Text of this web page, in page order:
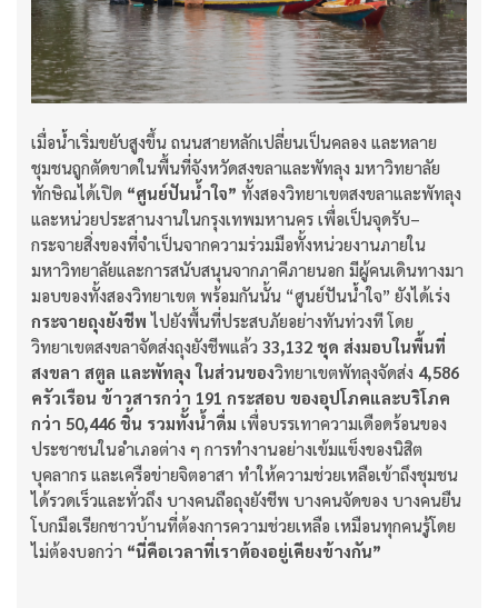
เมื่อน้ำเริ่มขยับสูงขึ้น ถนนสายหลักเปลี่ยนเป็นคลอง และหลาย
ชุมชนถูกตัดขาดในพื้นที่จังหวัดสงขลาและพัทลุง มหาวิทยาลัย
ทักษิณได้เปิด “ศูนย์ปันน้ำใจ” ทั้งสองวิทยาเขตสงขลาและพัทลุง
และหน่วยประสานงานในกรุงเทพมหานคร เพื่อเป็นจุดรับ–
กระจายสิ่งของที่จำเป็นจากความร่วมมือทั้งหน่วยงานภายใน
มหาวิทยาลัยและการสนับสนุนจากภาคีภายนอก มีผู้คนเดินทางมา
มอบของทั้งสองวิทยาเขต พร้อมกันนั้น “ศูนย์ปันน้ำใจ” ยังได้เร่ง
กระจายถุงยังชีพ ไปยังพื้นที่ประสบภัยอย่างทันท่วงที โดย
วิทยาเขตสงขลาจัดส่งถุงยังชีพแล้ว 33,132 ชุด ส่งมอบในพื้นที่
สงขลา สตูล และพัทลุง ในส่วนของวิทยาเขตพัทลุงจัดส่ง 4,586
ครัวเรือน ข้าวสารกว่า 191 กระสอบ ของอุปโภคและบริโภค
กว่า 50,446 ชิ้น รวมทั้งน้ำดื่ม เพื่อบรรเทาความเดือดร้อนของ
ประชาชนในอำเภอต่าง ๆ การทำงานอย่างเข้มแข็งของนิสิต
บุคลากร และเครือข่ายจิตอาสา ทำให้ความช่วยเหลือเข้าถึงชุมชน
ได้รวดเร็วและทั่วถึง บางคนถือถุงยังชีพ บางคนจัดของ บางคนยืน
โบกมือเรียกชาวบ้านที่ต้องการความช่วยเหลือ เหมือนทุกคนรู้โดย
ไม่ต้องบอกว่า “นี่คือเวลาที่เราต้องอยู่เคียงข้างกัน”